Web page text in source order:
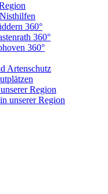
360°
360°
360°
Artenschutz
Region
unserer Region